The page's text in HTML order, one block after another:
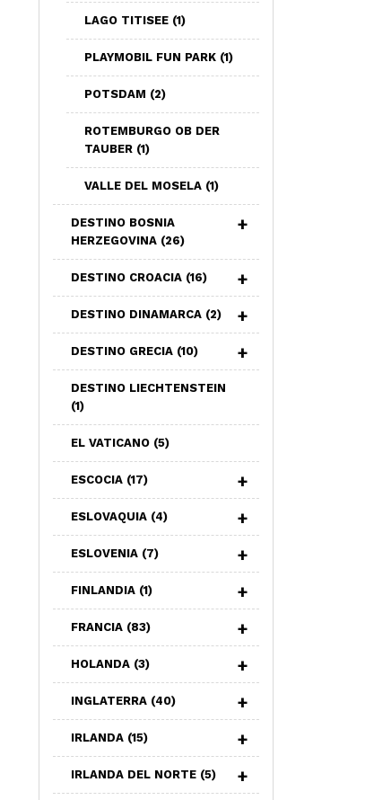
LAGO TITISEE (1)
PLAYMOBIL FUN PARK (1)
POTSDAM (2)
ROTEMBURGO OB DER
TAUBER (1)
VALLE DEL MOSELA (1)
DESTINO BOSNIA
HERZEGOVINA (26)
DESTINO CROACIA (16)
DESTINO DINAMARCA (2)
DESTINO GRECIA (10)
DESTINO LIECHTENSTEIN
(1)
EL VATICANO (5)
ESCOCIA (17)
ESLOVAQUIA (4)
ESLOVENIA (7)
FINLANDIA (1)
FRANCIA (83)
HOLANDA (3)
INGLATERRA (40)
IRLANDA (15)
IRLANDA DEL NORTE (5)